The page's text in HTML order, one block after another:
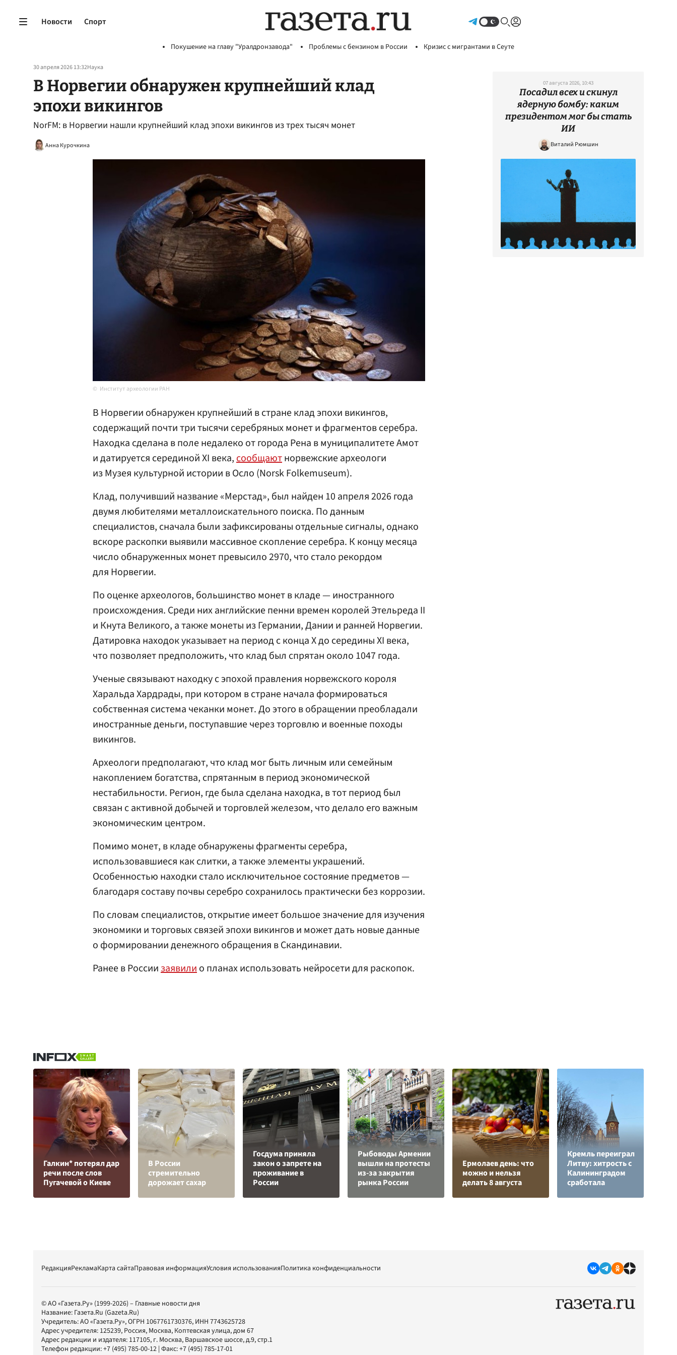
Новости Спорт
Покушение на главу "Уралдронзавода" Проблемы с бензином в России Кризис с мигрантами в Сеуте
30 апреля 2026 13:32Наука
В Норвегии обнаружен крупнейший клад
эпохи викингов
NorFМ: в Норвегии нашли крупнейший клад эпохи викингов из трех тысяч монет
Анна Курочкина
Институт археологии РАН
В Норвегии обнаружен крупнейший в стране клад эпохи викингов,
содержащий почти три тысячи серебряных монет и фрагментов серебра.
Находка сделана в поле недалеко от города Рена в муниципалитете Амот
и датируется серединой XI века,сообщаютнорвежские археологи
из Музея культурной истории в Осло (Norsk Folkemuseum).
Клад, получивший название «Мерстад», был найден 10 апреля 2026 года
двумя любителями металлоискательного поиска. По данным
специалистов, сначала были зафиксированы отдельные сигналы, однако
вскоре раскопки выявили массивное скопление серебра. К концу месяца
число обнаруженных монет превысило 2970, что стало рекордом
для Норвегии.
По оценке археологов, большинство монет в кладе — иностранного
происхождения. Среди них английские пенни времен королей Этельреда II
и Кнута Великого, а также монеты из Германии, Дании и ранней Норвегии.
Датировка находок указывает на период с конца X до середины XI века,
что позволяет предположить, что клад был спрятан около 1047 года.
Ученые связывают находку с эпохой правления норвежского короля
Харальда Хардрады, при котором в стране начала формироваться
собственная система чеканки монет. До этого в обращении преобладали
иностранные деньги, поступавшие через торговлю и военные походы
викингов.
Археологи предполагают, что клад мог быть личным или семейным
накоплением богатства, спрятанным в период экономической
нестабильности. Регион, где была сделана находка, в тот период был
связан с активной добычей и торговлей железом, что делало его важным
экономическим центром.
Помимо монет, в кладе обнаружены фрагменты серебра,
использовавшиеся как слитки, а также элементы украшений.
Особенностью находки стало исключительное состояние предметов —
благодаря составу почвы серебро сохранилось практически без коррозии.
По словам специалистов, открытие имеет большое значение для изучения
экономики и торговых связей эпохи викингов и может дать новые данные
о формировании денежного обращения в Скандинавии.
Ранее в Россиизаявилио планах использовать нейросети для раскопок.
07 августа 2026, 10:43
Посадил всех и скинул
ядерную бомбу: каким
президентом мог бы стать
ИИ
Виталий Рюмшин
Галкин* потерял дар
речи после слов
Пугачевой о Киеве
В России
стремительно
дорожает сахар
Госдума приняла
закон о запрете на
проживание в
России
Рыбоводы Армении
вышли на протесты
из-за закрытия
рынка России
Ермолаев день: что
можно и нельзя
делать 8 августа
Кремль переиграл
Литву: хитрость с
Калининградом
сработала
РедакцияРекламаКарта сайтаПравовая информацияУсловия использованияПолитика конфиденциальности
© АО «Газета.Ру» (1999-2026) – Главные новости дня
Название: Газета.Ru (Gazeta.Ru)
Учредитель:АО «Газета.Ру», ОГРН 1067761730376, ИНН 7743625728
Адрес учредителя: 125239, Россия, Москва, Коптевская улица, дом 67
Адрес редакции и издателя: 117105, г. Москва, Варшавское шоссе, д.9, стр.1
Телефон редакции:+7 (495) 785-00-12 | Факс:+7 (495) 785-17-01